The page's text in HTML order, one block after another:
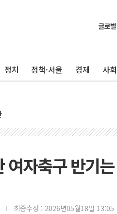
정치 정책·서울 경제 사회
여자축구 반기
최종수정 : 2026년05월18일 13:05